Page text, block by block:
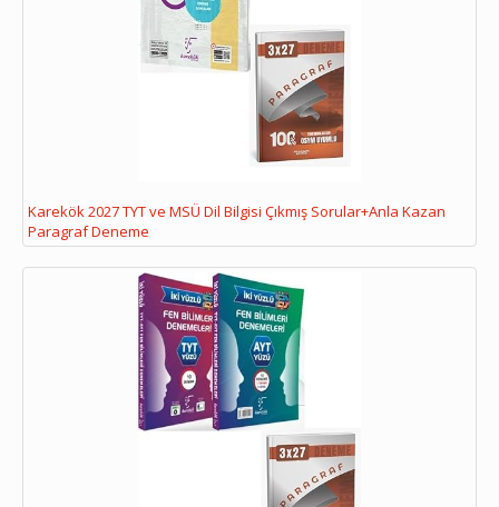
Karekök 2027 TYT ve MSÜ Dil Bilgisi Çıkmış Sorular+Anla Kazan
Paragraf Deneme